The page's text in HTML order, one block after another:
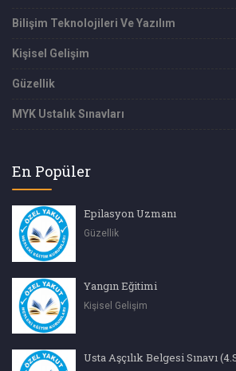
Bilişim Teknolojileri Ve Yazılım
Kişisel Gelişim
Güzellik
MYK Ustalık Sınavları
En Popüler
Epilasyon Uzmanı
Güzellik
Yangın Eğitimi
Kişisel Gelişim
Usta Aşçılık Belgesi Sınavı